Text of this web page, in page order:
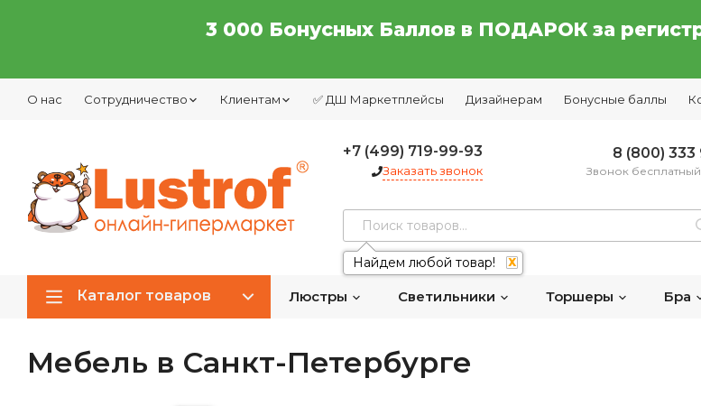
3 000 Бонусных Баллов в ПОДАРОК за
О нас Сотрудничество Клиентам ✅ ДШ Маркетплейсы Дизайнерам Бонусные баллы
+7 (499) 719-99-93
Заказать звонок
8 (800) 333
Звонок
Найдем любой товар! X
Каталог товаров Люстры Светильники Торшеры Бра
Мебель в Санкт-Петербурге